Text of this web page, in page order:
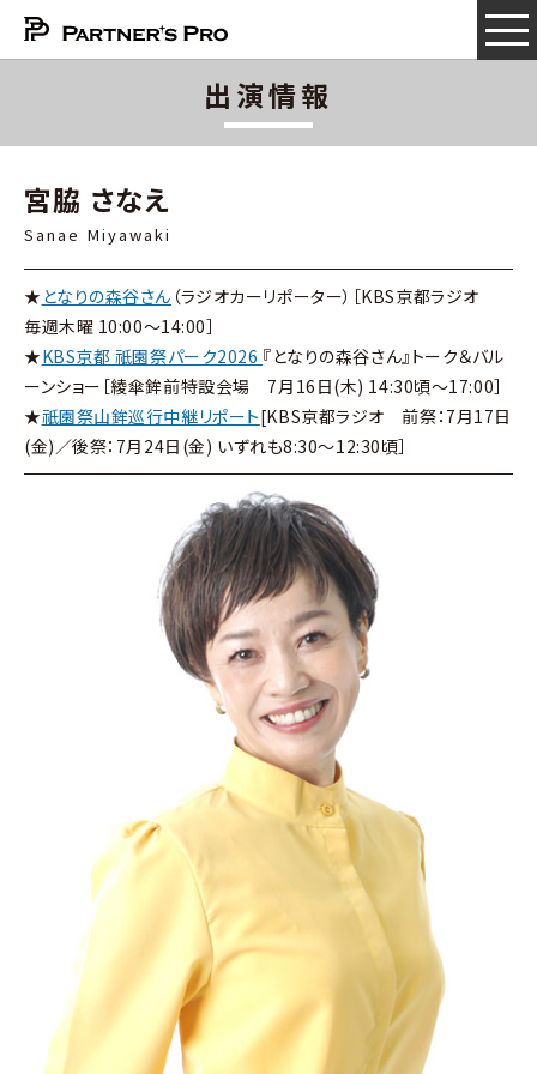
出演情報
宮脇 さなえ
Sanae Miyawaki
★となりの森谷さん （ラジオカーリポーター）［KBS京都ラジオ
毎週木曜 10:00～14:00］
★KBS京都 祇園祭パーク2026 『となりの森谷さん』トーク＆バル
ーンショー［綾傘鉾前特設会場 7月16日(木) 14:30頃～17:00］
★祇園祭山鉾巡行中継リポート[KBS京都ラジオ 前祭：7月17日
(金)／後祭：7月24日(金) いずれも8:30～12:30頃］